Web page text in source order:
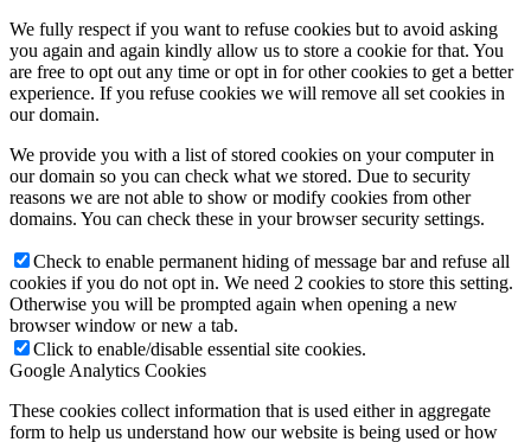
We fully respect if you want to refuse cookies but to avoid asking
you again and again kindly allow us to store a cookie for that. You
are free to opt out any time or opt in for other cookies to get a better
experience. If you refuse cookies we will remove all set cookies in
our domain.
We provide you with a list of stored cookies on your computer in
our domain so you can check what we stored. Due to security
reasons we are not able to show or modify cookies from other
domains. You can check these in your browser security settings.
Check to enable permanent hiding of message bar and refuse all
cookies if you do not opt in. We need 2 cookies to store this setting.
Otherwise you will be prompted again when opening a new
browser window or new a tab.
Click to enable/disable essential site cookies.
Google Analytics Cookies
These cookies collect information that is used either in aggregate
form to help us understand how our website is being used or how